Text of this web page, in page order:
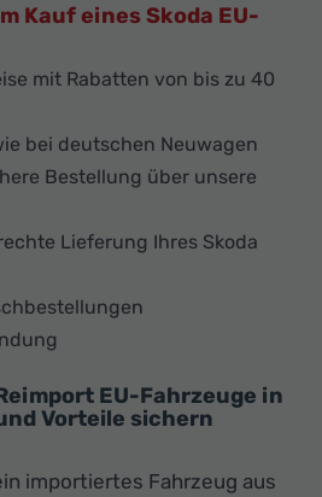
Kauf eines Skoda EU-
mit Rabatten von bis zu 40
bei deutschen Neuwagen
Bestellung über unsere
Lieferung Ihres Skoda
EU-Fahrzeuge in
Vorteile sichern
importiertes Fahrzeug aus